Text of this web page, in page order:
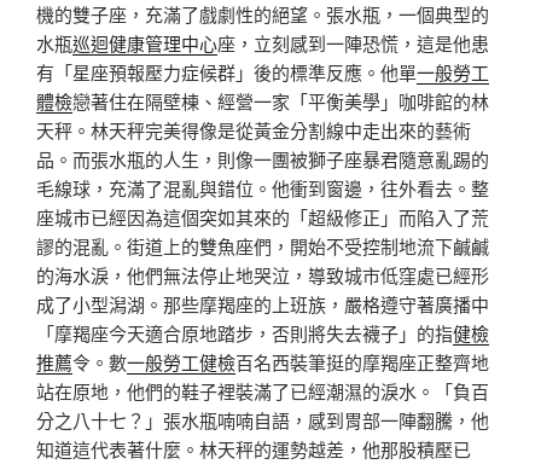
機的雙子座，充滿了戲劇性的絕望。張水瓶，一個典型的
水瓶巡迴健康管理中心座，立刻感到一陣恐慌，這是他患
有「星座預報壓力症候群」後的標準反應。他單一般勞工
體檢戀著住在隔壁棟、經營一家「平衡美學」咖啡館的林
天秤。林天秤完美得像是從黃金分割線中走出來的藝術
品。而張水瓶的人生，則像一團被獅子座暴君隨意亂踢的
毛線球，充滿了混亂與錯位。他衝到窗邊，往外看去。整
座城市已經因為這個突如其來的「超級修正」而陷入了荒
謬的混亂。街道上的雙魚座們，開始不受控制地流下鹹鹹
的海水淚，他們無法停止地哭泣，導致城市低窪處已經形
成了小型潟湖。那些摩羯座的上班族，嚴格遵守著廣播中
「摩羯座今天適合原地踏步，否則將失去襪子」的指健檢
推薦令。數一般勞工健檢百名西裝筆挺的摩羯座正整齊地
站在原地，他們的鞋子裡裝滿了已經潮濕的淚水。「負百
分之八十七？」張水瓶喃喃自語，感到胃部一陣翻騰，他
知道這代表著什麼。林天秤的運勢越差，他那股積壓已